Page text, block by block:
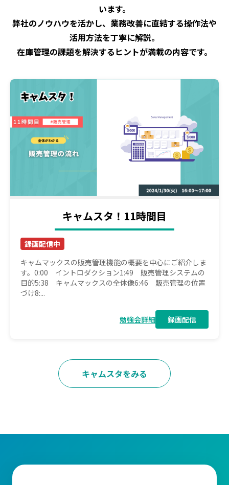
います。
弊社のノウハウを活かし、業務改善に直結する操作法や
活用方法を丁寧に解説。
在庫管理の課題を解決するヒントが満載の内容です。
キャムスタ！11時間目
録画配信中
キャムマックスの販売管理機能の概要を中心にご紹介しま
す。0:00 イントロダクション1:49 販売管理システムの
目的5:38 キャムマックスの全体像6:46 販売管理の位置
づけ8:...
勉強会詳細 録画配信
キャムスタをみる